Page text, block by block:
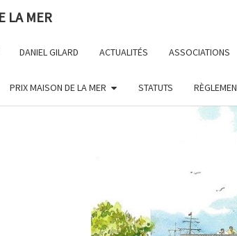
LA MER
DANIEL GILARD ACTUALITÉS ASSOCIATIONS
PRIX MAISON DE LA MER STATUTS